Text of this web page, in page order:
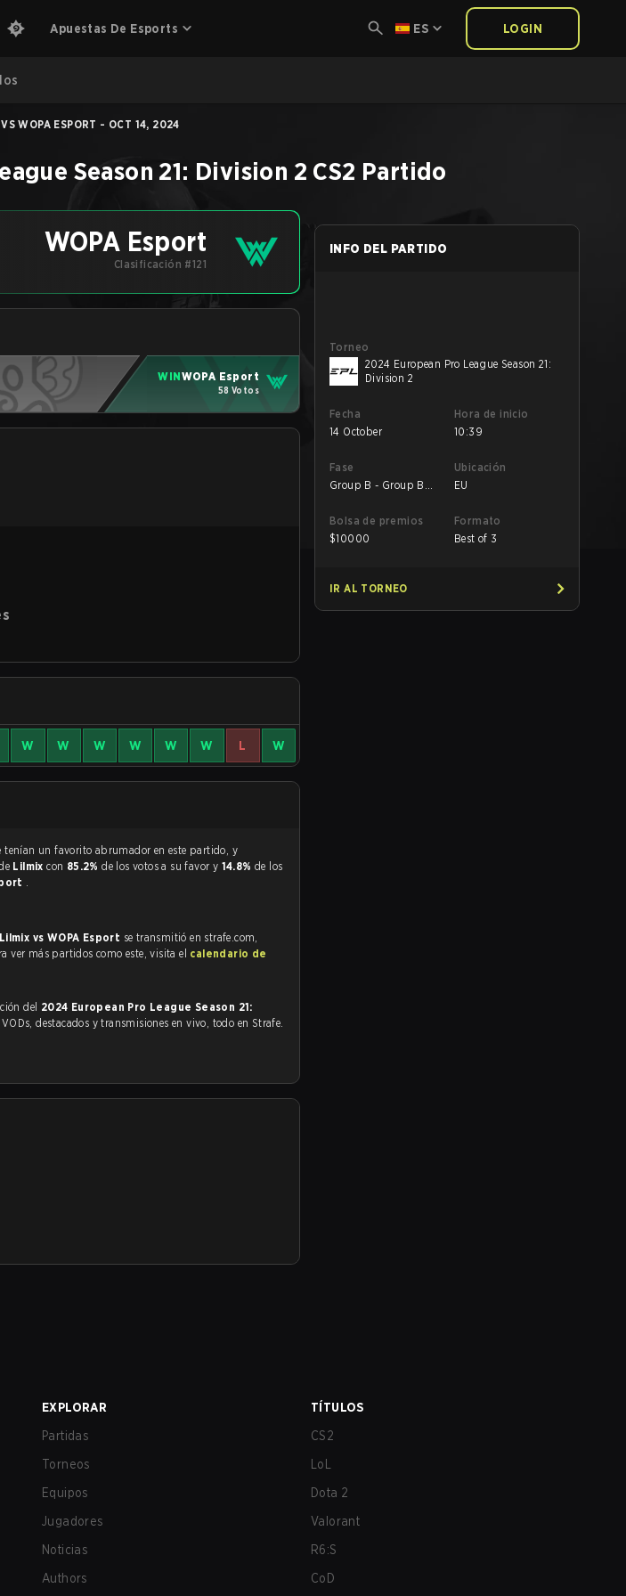
Apuestas De Esports ES LOGIN
WOPA ESPORT - OCT 14, 2024
Season 21: Division 2 CS2 Partido
WOPA Esport
Clasificación #121
WINWOPA Esport
58 Votos
W W W W W W L W
y
Lilmixcon 85.2%de los votos a su favor y 14.8% de los
.
Lilmix vs WOPA Esport se transmitió en strafe.com,
ver más partidos como este, visita el calendario de
del 2024 European Pro League Season 21:
, así como VODs, destacados y transmisiones en vivo, todo en Strafe.
INFO DEL PARTIDO
Torneo
2024 European Pro League Season 21:
Division 2
Fecha
14 October
Hora de inicio
10:39
Fase
Group B - Group B
Ubicación
EU
Bolsa de premios
$10000
Formato
Best of 3
IR AL TORNEO
EXPLORAR
Partidas
Torneos
Equipos
Jugadores
Noticias
Authors
TÍTULOS
CS2
LoL
Dota 2
Valorant
R6:S
CoD